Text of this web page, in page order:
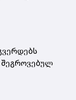
შეგროვებულ